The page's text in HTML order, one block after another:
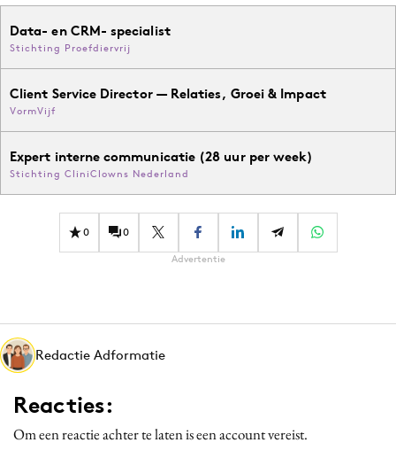
Data- en CRM- specialist
Stichting Proefdiervrij
Client Service Director — Relaties, Groei & Impact
VormVijf
Expert interne communicatie (28 uur per week)
Stichting CliniClowns Nederland
0 0
Advertentie
Redactie Adformatie
Reacties:
Om een reactie achter te laten is een account vereist.